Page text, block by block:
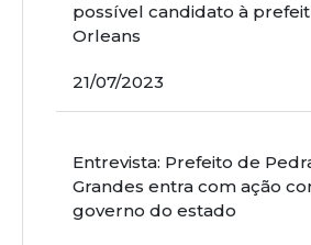
possível candidato à
Orleans
21/07/2023
Entrevista: Prefeito de
Grandes entra com ação
governo do estado